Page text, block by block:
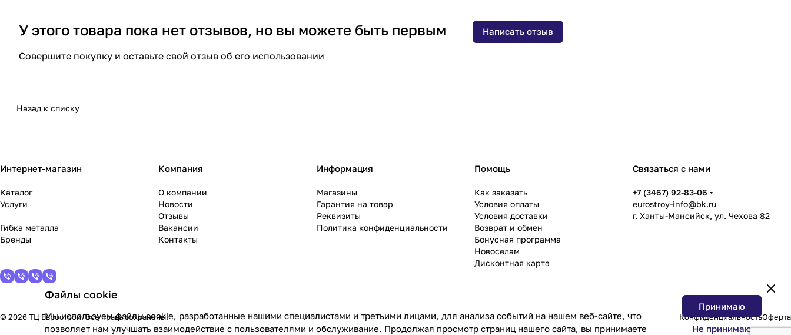
У этого товара пока нет отзывов, но вы можете быть первым
Совершите покупку и оставьте свой отзыв об его использовании
Написать отзыв
Назад к списку
Интернет-магазин
Каталог
Услуги
Гибка металла
Бренды
Компания
О компании
Новости
Отзывы
Вакансии
Контакты
Информация
Магазины
Гарантия на товар
Реквизиты
Политика конфиденциальности
Помощь
Как заказать
Условия оплаты
Условия доставки
Возврат и обмен
Бонусная программа
Новоселам
Дисконтная карта
Связаться с нами
+7 (3467) 92-83-06
eurostroy-info@bk.ru
г. Ханты-Мансийск, ул. Чехова 82
© 2026 ТЦ Еврострой. Все права сохранены. КонфиденциальностьОферта
Файлы cookie
Мы используем файлы cookie, разработанные нашими специалистами и третьими лицами, для анализа событий на нашем веб-сайте, что
позволяет нам улучшать взаимодействие с пользователями и обслуживание. Продолжая просмотр страниц нашего сайта, вы принимаете
Принимаю
Не принимаю